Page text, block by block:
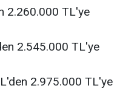
2.260.000 TL'ye
2.545.000 TL'ye
2.975.000 TL'ye